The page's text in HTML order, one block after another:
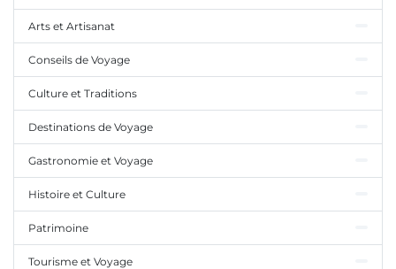
Arts et Artisanat
Conseils de Voyage
Culture et Traditions
Destinations de Voyage
Gastronomie et Voyage
Histoire et Culture
Patrimoine
Tourisme et Voyage